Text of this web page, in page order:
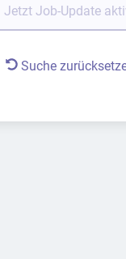
Jetzt Job-Update
Suche